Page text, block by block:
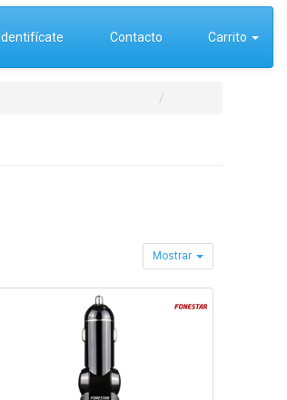
Identifícate Contacto Carrito
Mostrar